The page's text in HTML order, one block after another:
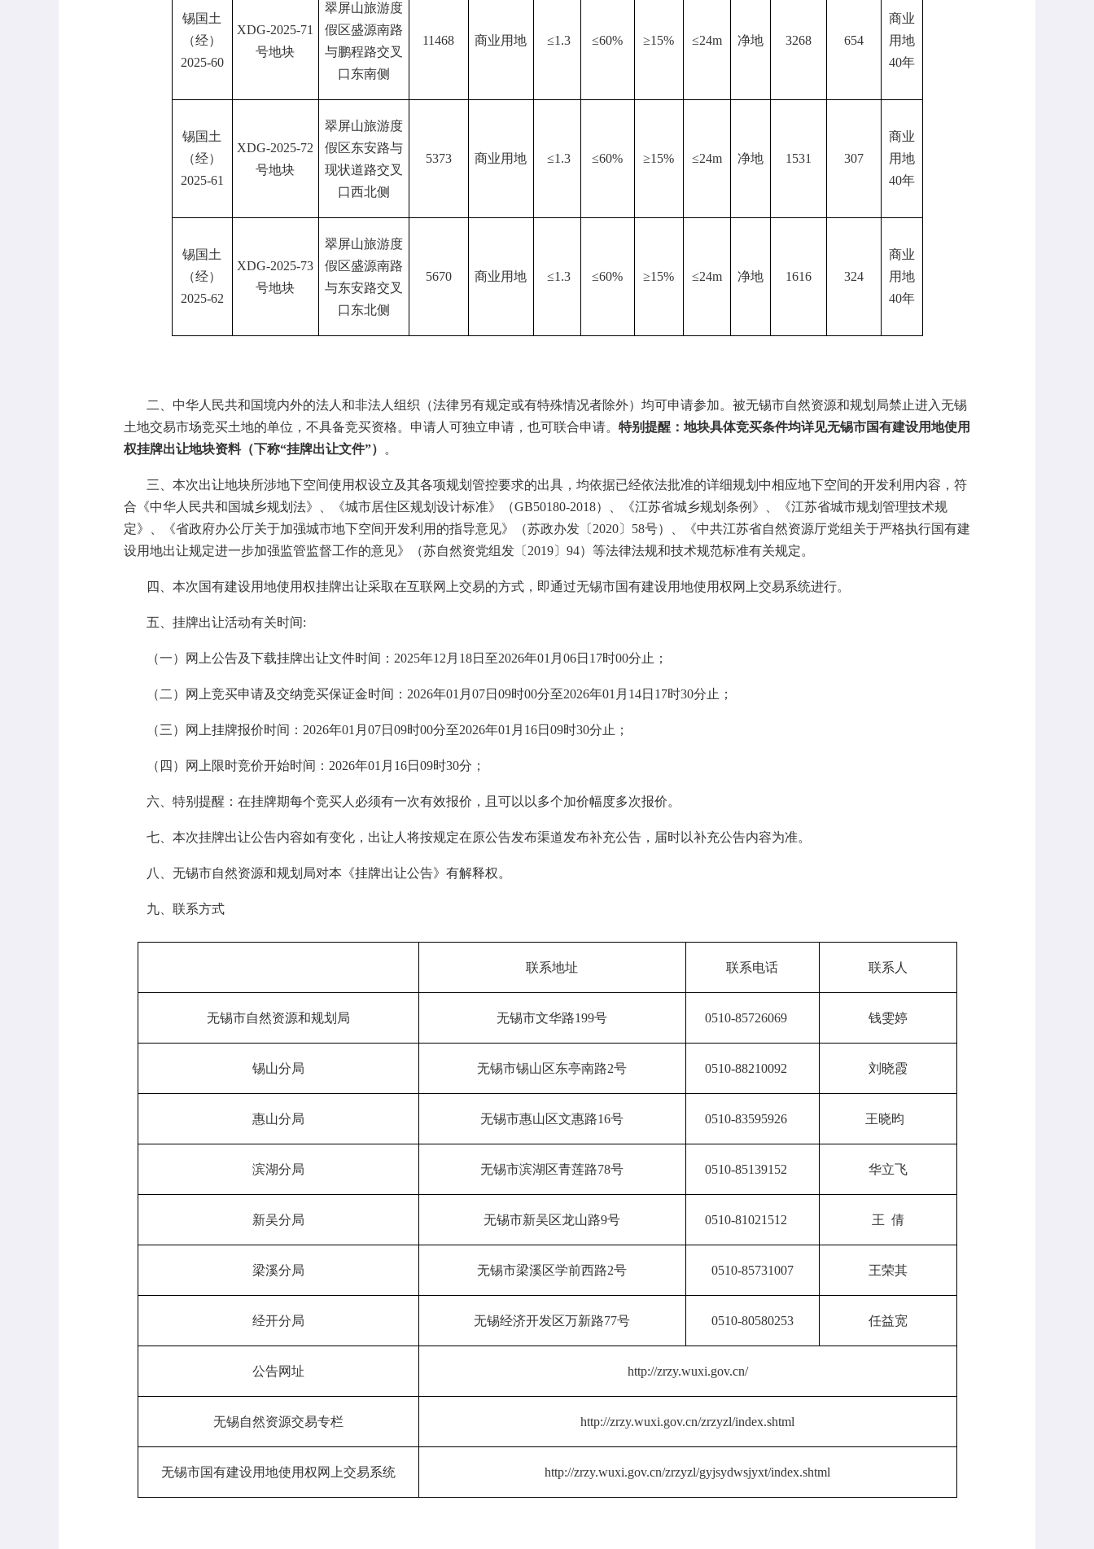
锡国土
（经）
2025-60
XDG-2025-71
号地块
翠屏山旅游度
假区盛源南路
与鹏程路交叉
口东南侧
11468 商业用地 ≤1.3 ≤60% ≥15% ≤24m 净地 3268 654
商业
用地
40年
锡国土
（经）
2025-61
XDG-2025-72
号地块
翠屏山旅游度
假区东安路与
现状道路交叉
口西北侧
5373 商业用地 ≤1.3 ≤60% ≥15% ≤24m 净地 1531 307
商业
用地
40年
锡国土
（经）
2025-62
XDG-2025-73
号地块
翠屏山旅游度
假区盛源南路
与东安路交叉
口东北侧
5670 商业用地 ≤1.3 ≤60% ≥15% ≤24m 净地 1616 324
商业
用地
40年
二、 中华人民共和国境内外的法人和非法人组织（法律另有规定或有特殊情况者除外）均可申请参加。被无锡市自然资源和规划局禁止进入无锡
土地交易市场竞买土地的单位，不具备竞买资格。申请人可独立申请，也可联合申请。 特别提醒：地块具体竞买条件均详见无锡市国有建设用地使用
权挂牌出让地块资料（下称“挂牌出让文件”）
。
三、本次出让地块所涉地下空间使用权设立及其各项规划管控要求的出具，均依据已经依法批准的详细规划中相应地下空间的开发利用内容，符
合《中华人民共和国城乡规划法》、《城市居住区规划设计标准》（GB50180-2018）、《江苏省城乡规划条例》、《江苏省城市规划管理技术规
定》、《省政府办公厅关于加强城市地下空间开发利用的指导意见》（苏政办发〔2020〕58号）、《中共江苏省自然资源厅党组关于严格执行国有建
设用地出让规定进一步加强监管监督工作的意见》（苏自然资党组发〔2019〕94）等法律法规和技术规范标准有关规定。
四、本次国有建设用地使用权挂牌出让采取在互联网上交易的方式，即通过无锡市国有建设用地使用权网上交易系统进行。
五、挂牌出让活动有关时间:
（一）网上公告及下载挂牌出让文件时间：2025年12月18日至2026年01月06日17时00分止；
（二）网上竞买申请及交纳竞买保证金时间：2026年01月07日09时00分至2026年01月14日17时30分止；
（三）网上挂牌报价时间：2026年01月07日09时00分至2026年01月16日09时30分止；
（四）网上限时竞价开始时间：2026年01月16日09时30分；
六、特别提醒：在挂牌期每个竞买人必须有一次有效报价，且可以以多个加价幅度多次报价。
七、本次挂牌出让公告内容如有变化，出让人将按规定在原公告发布渠道发布补充公告，届时以补充公告内容为准。
八、无锡市自然资源和规划局对本《挂牌出让公告》有解释权。
九、联系方式
联系地址 联系电话 联系人
无锡市自然资源和规划局 无锡市文华路199号 0510-85726069 钱雯婷
锡山分局 无锡市锡山区东亭南路2号 0510-88210092 刘晓霞
惠山分局 无锡市惠山区文惠路16号 0510-83595926 王晓昀
滨湖分局 无锡市滨湖区青莲路78号 0510-85139152 华立飞
新吴分局 无锡市新吴区龙山路9号 0510-81021512 王 倩
梁溪分局 无锡市梁溪区学前西路2号 0510-85731007 王荣其
经开分局 无锡经济开发区万新路77号 0510-80580253 任益宽
公告网址 http://zrzy.wuxi.gov.cn/
无锡自然资源交易专栏 http://zrzy.wuxi.gov.cn/zrzyzl/index.shtml
无锡市国有建设用地使用权网上交易系统 http://zrzy.wuxi.gov.cn/zrzyzl/gyjsydwsjyxt/index.shtml